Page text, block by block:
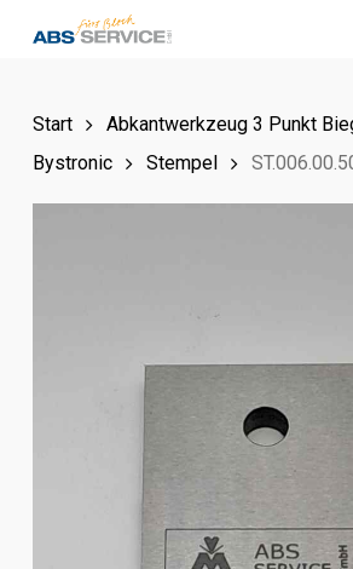
content
Start
Abkantwerkzeug 3 Punkt
Bystronic
Stempel